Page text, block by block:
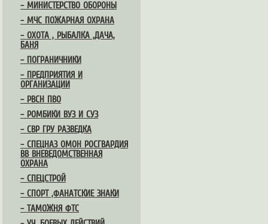
– МИНИСТЕРСТВО ОБОРОНЫ
– МЧС ПОЖАРНАЯ ОХРАНА
– ОХОТА , РЫБАЛКА ,ДАЧА,
БАНЯ
– ПОГРАНИЧНИКИ
– ПРЕДПРИЯТИЯ И
ОРГАНИЗАЦИИ
– РВСН ПВО
– РОМБИКИ ВУЗ И СУЗ
– СВР ГРУ РАЗВЕДКА
– СПЕЦНАЗ ОМОН РОСГВАРДИЯ
ВВ ВНЕВЕДОМСТВЕННАЯ
ОХРАНА
– СПЕЦСТРОЙ
– СПОРТ ,ФАНАТСКИЕ ЗНАКИ
– ТАМОЖНЯ ФТС